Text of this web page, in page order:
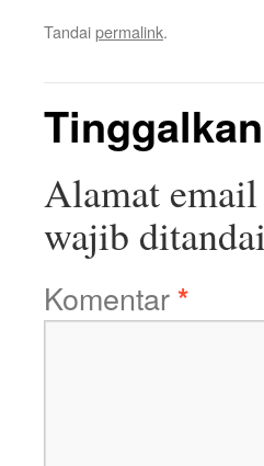
Tandaipermalink.
Alamat
wajib ditandai
Komentar*